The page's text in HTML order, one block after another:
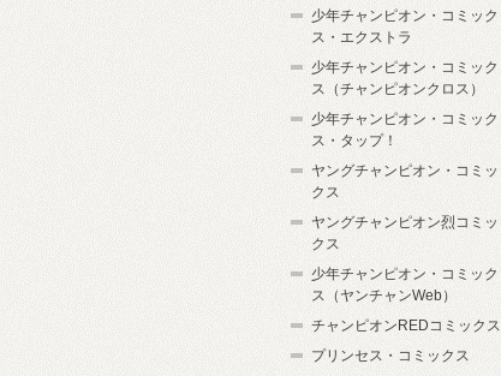
少年チャンピオン・コミック
ス・エクストラ
少年チャンピオン・コミック
ス（チャンピオンクロス）
少年チャンピオン・コミック
ス・タップ！
ヤングチャンピオン・コミッ
クス
ヤングチャンピオン烈コミッ
クス
少年チャンピオン・コミック
ス（ヤンチャンWeb）
チャンピオンREDコミックス
プリンセス・コミックス